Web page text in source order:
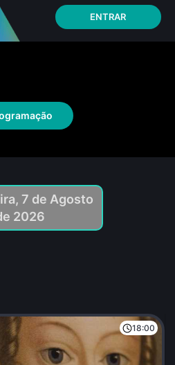
ENTRAR
7 de Agosto
2026
18:00